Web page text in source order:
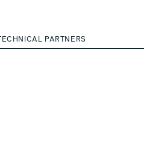
TECHNICAL PARTNERS